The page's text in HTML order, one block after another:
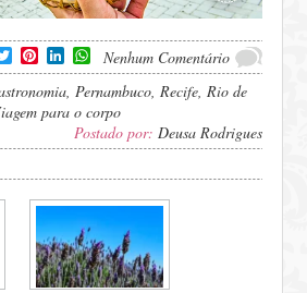
TwitterPinterestLinkedInWhatsApp
Nenhum Comentário
,Pernambuco,Recife,Rio de
para o corpo
Postado por: Deusa Rodrigues